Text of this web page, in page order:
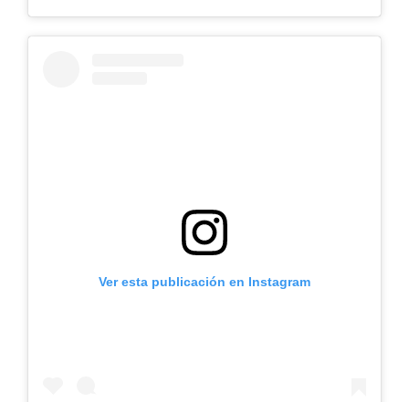
Ver esta publicación en Instagram